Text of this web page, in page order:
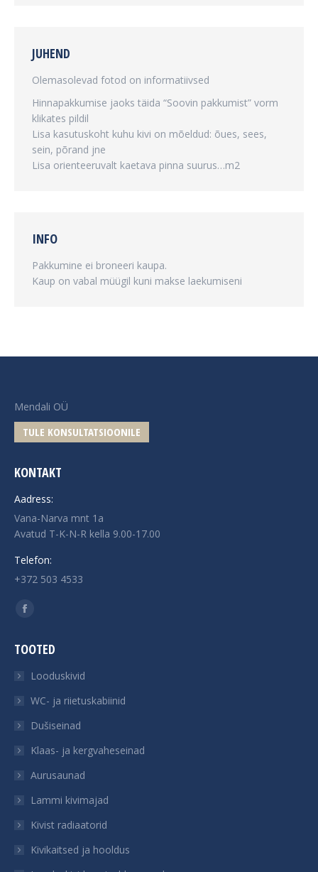
JUHEND
Olemasolevad fotod on informatiivsed
Hinnapakkumise jaoks täida “Soovin pakkumist” vorm
klikates pildil
Lisa kasutuskoht kuhu kivi on mõeldud: õues, sees,
sein, põrand jne
Lisa orienteeruvalt kaetava pinna suurus…m2
INFO
Pakkumine ei broneeri kaupa.
Kaup on vabal müügil kuni makse laekumiseni
Mendali OÜ
TULE KONSULTATSIOONILE
KONTAKT
Aadress:
Vana-Narva mnt 1a
Avatud T-K-N-R kella 9.00-17.00
Telefon:
+372 503 4533
Find us on:
Facebook
opens
window
TOOTED
Looduskivid
WC- ja riietuskabiinid
Dušiseinad
Klaas- ja kergvaheseinad
Aurusaunad
Lammi kivimajad
Kivist radiaatorid
Kivikaitsed ja hooldus